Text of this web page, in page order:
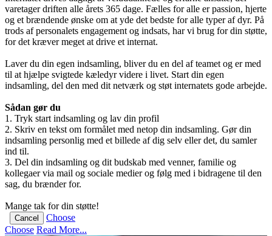
varetager driften alle årets 365 dage. Fælles for alle er passion, hjerte
og et brændende ønske om at yde det bedste for alle typer af dyr. På
trods af personalets engagement og indsats, har vi brug for din støtte,
for det kræver meget at drive et internat.
Laver du din egen indsamling, bliver du en del af teamet og er med
til at hjælpe svigtede kæledyr videre i livet. Start din egen
indsamling, del den med dit netværk og støt internatets gode arbejde.
Sådan gør du
1. Tryk start indsamling og lav din profil
2. Skriv en tekst om formålet med netop din indsamling. Gør din
indsamling personlig med et billede af dig selv eller det, du samler
ind til.
3. Del din indsamling og dit budskab med venner, familie og
kollegaer via mail og sociale medier og følg med i bidragene til den
sag, du brænder for.
Mange tak for din støtte!
Cancel
Choose
Choose Read More...